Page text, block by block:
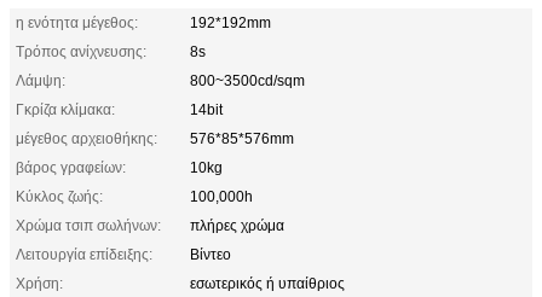
η ενότητα μέγεθος:
192*192mm
Τρόπος ανίχνευσης:
8s
Λάμψη:
800~3500cd/sqm
Γκρίζα κλίμακα:
14bit
μέγεθος αρχειοθήκης:
576*85*576mm
βάρος γραφείων:
10kg
Κύκλος ζωής:
100,000h
Χρώμα τσιπ σωλήνων:
πλήρες χρώμα
Λειτουργία επίδειξης:
Βίντεο
Χρήση:
εσωτερικός ή υπαίθριος